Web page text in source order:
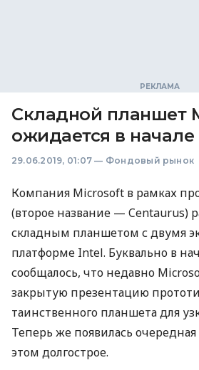
Складной планшет
ожидается в начале
29.06.2019, 01:07 — Фондовый рынок
Компания Microsoft в рамках
(второе название — Centaurus)
складным планшетом с двумя
платформе Intel. Буквально в
сообщалось, что недавно
закрытую презентацию
таинственного планшета для
Теперь же появилась
этом долгострое.